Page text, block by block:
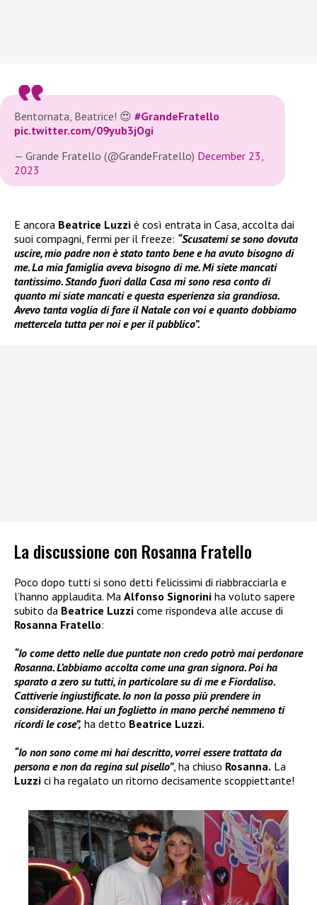
Bentornata, Beatrice! 😍 #GrandeFratello
pic.twitter.com/09yub3jOgi
— Grande Fratello (@GrandeFratello) December 23,
2023
E ancora Beatrice Luzzi è così entrata in Casa, accolta dai
suoi compagni, fermi per il freeze: “Scusatemi se sono dovuta
uscire, mio padre non è stato tanto bene e ha avuto bisogno di
me. La mia famiglia aveva bisogno di me. Mi siete mancati
tantissimo. Stando fuori dalla Casa mi sono resa conto di
quanto mi siate mancati e questa esperienza sia grandiosa.
Avevo tanta voglia di fare il Natale con voi e quanto dobbiamo
mettercela tutta per noi e per il pubblico”.
La discussione con Rosanna Fratello
Poco dopo tutti si sono detti felicissimi di riabbracciarla e
l’hanno applaudita. Ma Alfonso Signorini ha voluto sapere
subito da Beatrice Luzzi come rispondeva alle accuse di
Rosanna Fratello:
“Io come detto nelle due puntate non credo potrò mai perdonare
Rosanna. L’abbiamo accolta come una gran signora. Poi ha
sparato a zero su tutti, in particolare su di me e Fiordaliso.
Cattiverie ingiustificate. Io non la posso più prendere in
considerazione. Hai un foglietto in mano perché nemmeno ti
ricordi le cose”, ha detto Beatrice Luzzi.
“Io non sono come mi hai descritto, vorrei essere trattata da
persona e non da regina sul pisello”, ha chiuso Rosanna. La
Luzzi ci ha regalato un ritorno decisamente scoppiettante!